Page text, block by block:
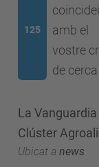
125
amb el
vostre
de cerca
La
Clúster
Ubicat a news